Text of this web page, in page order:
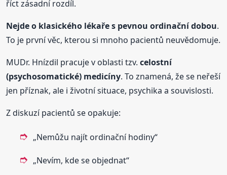
říct zásadní rozdíl.
Nejde o klasického lékaře s pevnou ordinační dobou.
To je první věc, kterou si mnoho pacientů neuvědomuje.
MUDr. Hnízdil pracuje v oblasti tzv.celostní
(psychosomatické) medicíny. To znamená, že se neřeší
jen příznak, ale i životní situace, psychika a souvislosti.
Z diskuzí pacientů se opakuje:
„Nemůžu najít ordinační hodiny“
„Nevím, kde se objednat“